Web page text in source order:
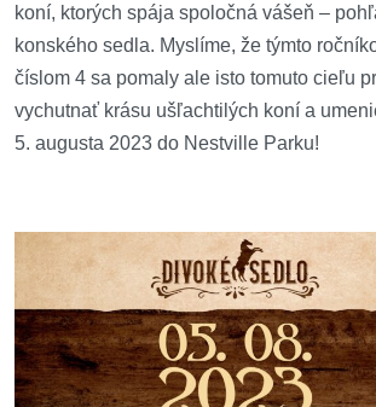
koní, ktorých spája spoločná vášeň –
konského sedla. Myslíme, že týmto
číslom 4 sa pomaly ale isto tomuto cieľu
vychutnať krásu ušľachtilých koní a
5. augusta 2023 do Nestville Parku!